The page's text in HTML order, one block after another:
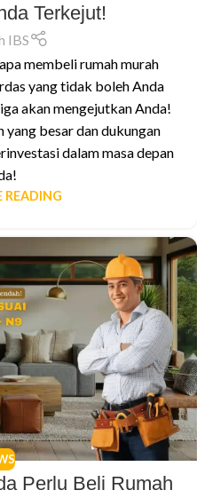
Terkejut!
IBS
membeli rumah murah
yang tidak boleh Anda
akan mengejutkan Anda!
yang besar dan dukungan
dalam masa depan
READING
Perlu Beli Rumah